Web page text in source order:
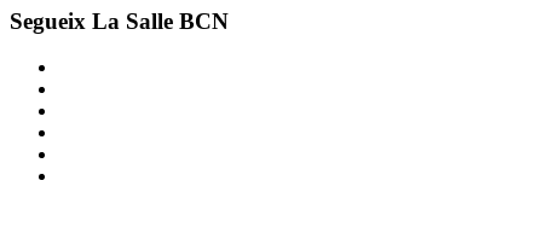
Segueix La Salle BCN